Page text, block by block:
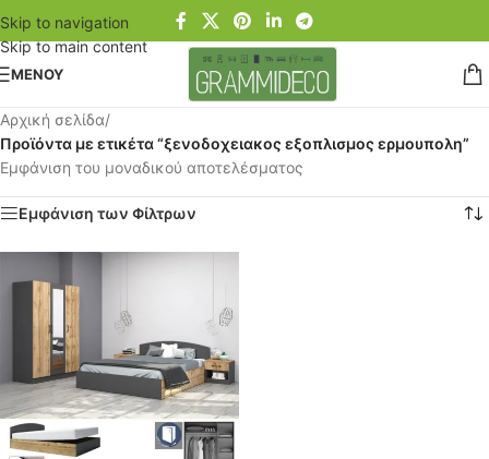
Skip to navigation
Skip to main content
ΜΕΝΟΥ
Αρχική σελίδα/
Προϊόντα με ετικέτα “ξενοδοχειακος εξοπλισμος ερμουπολη”
Εμφάνιση του μοναδικού αποτελέσματος
Εμφάνιση των Φίλτρων